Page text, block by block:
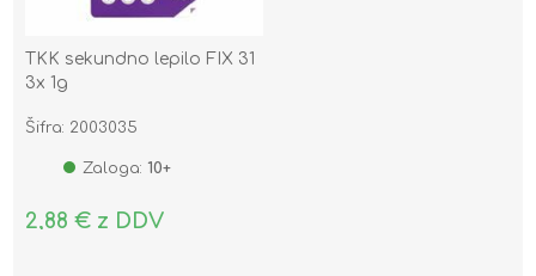
TKK sekundno lepilo FIX 31
3x 1g
Šifra: 2003035
Zaloga: 10+
2,88 € z DDV